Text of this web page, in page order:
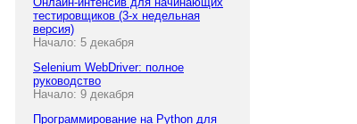
тестировщиков (3-х недельная
версия)
Начало: 5 декабря
Selenium WebDriver: полное
руководство
Начало: 9 декабря
Программирование на Python для